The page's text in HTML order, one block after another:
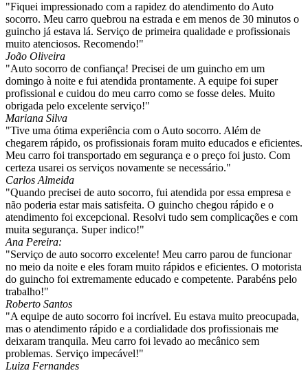
"Fiquei impressionado com a rapidez do atendimento do Auto
socorro. Meu carro quebrou na estrada e em menos de 30 minutos o
guincho já estava lá. Serviço de primeira qualidade e profissionais
muito atenciosos. Recomendo!"
João Oliveira
"Auto socorro de confiança! Precisei de um guincho em um
domingo à noite e fui atendida prontamente. A equipe foi super
profissional e cuidou do meu carro como se fosse deles. Muito
obrigada pelo excelente serviço!"
Mariana Silva
"Tive uma ótima experiência com o Auto socorro. Além de
chegarem rápido, os profissionais foram muito educados e eficientes.
Meu carro foi transportado em segurança e o preço foi justo. Com
certeza usarei os serviços novamente se necessário."
Carlos Almeida
"Quando precisei de auto socorro, fui atendida por essa empresa e
não poderia estar mais satisfeita. O guincho chegou rápido e o
atendimento foi excepcional. Resolvi tudo sem complicações e com
muita segurança. Super indico!"
Ana Pereira:
"Serviço de auto socorro excelente! Meu carro parou de funcionar
no meio da noite e eles foram muito rápidos e eficientes. O motorista
do guincho foi extremamente educado e competente. Parabéns pelo
trabalho!"
Roberto Santos
"A equipe de auto socorro foi incrível. Eu estava muito preocupada,
mas o atendimento rápido e a cordialidade dos profissionais me
deixaram tranquila. Meu carro foi levado ao mecânico sem
problemas. Serviço impecável!"
Luiza Fernandes